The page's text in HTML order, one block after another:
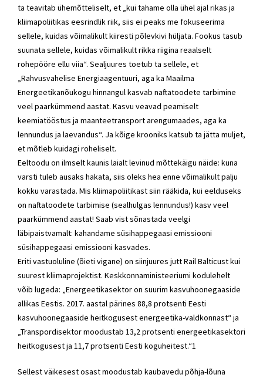
ta teavitab ühemõtteliselt, et „kui tahame olla ühel ajal rikas ja
kliimapoliitikas eesrindlik riik, siis ei peaks me fokuseerima
sellele, kuidas võimalikult kiiresti põlevkivi hüljata. Fookus tasub
suunata sellele, kuidas võimalikult rikka riigina reaalselt
rohepööre ellu viia“. Sealjuures toetub ta sellele, et
„Rahvusvahelise Energiaagentuuri, aga ka Maailma
Energeetikanõukogu hinnangul kasvab naftatoodete tarbimine
veel paarkümmend aastat. Kasvu veavad peamiselt
keemiatööstus ja maanteetransport arengumaades, aga ka
lennundus ja laevandus“. Ja kõige krooniks katsub ta jätta muljet,
et mõtleb kuidagi roheliselt.
Eeltoodu on ilmselt kaunis laialt levinud mõttekäigu näide: kuna
varsti tuleb ausaks hakata, siis oleks hea enne võimalikult palju
kokku varastada. Mis kliimapoliitikast siin rääkida, kui eelduseks
on naftatoodete tarbimise (sealhulgas lennundus!) kasv veel
paarkümmend aastat! Saab vist sõnastada veelgi
läbipaistvamalt: kahandame süsihappegaasi emissiooni
süsihappegaasi emissiooni kasvades.
Eriti vastuoluline (õieti vigane) on siinjuures jutt Rail Balticust kui
suurest kliimaprojektist. Keskkonnaministeeriumi kodulehelt
võib lugeda: „Energeetikasektor on suurim kasvuhoonegaaside
allikas Eestis. 2017. aastal pärines 88,8 protsenti Eesti
kasvuhoonegaaside heitkogusest energeetika-valdkonnast“ ja
„Transpordisektor moodustab 13,2 protsenti energeetikasektori
heitkogusest ja 11,7 protsenti Eesti koguheitest.“1
Sellest väikesest osast moodustab kaubavedu põhja-lõuna